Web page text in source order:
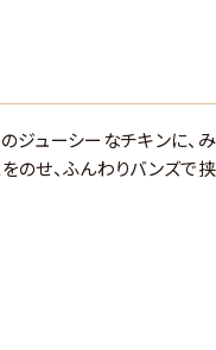
ジューシーなチキンに、
のせ、ふんわりバンズで